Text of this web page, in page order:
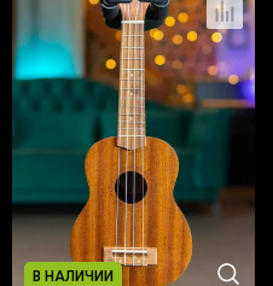
В НАЛИЧИИ